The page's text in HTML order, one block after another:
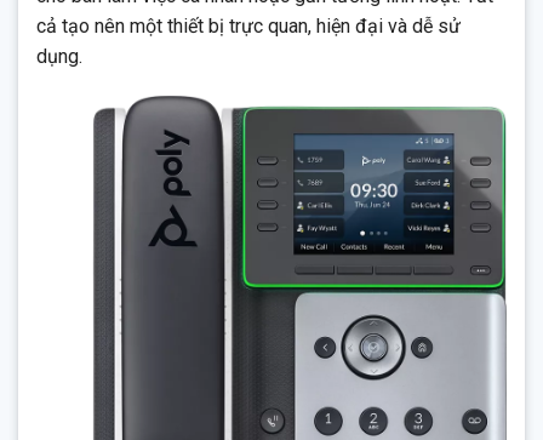
cả tạo nên một thiết bị trực quan, hiện đại và dễ sử
dụng.